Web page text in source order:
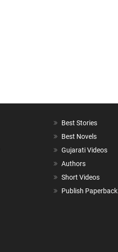
Best Stories
Best Novels
Gujarati Videos
Authors
Short Videos
Publish Paperback